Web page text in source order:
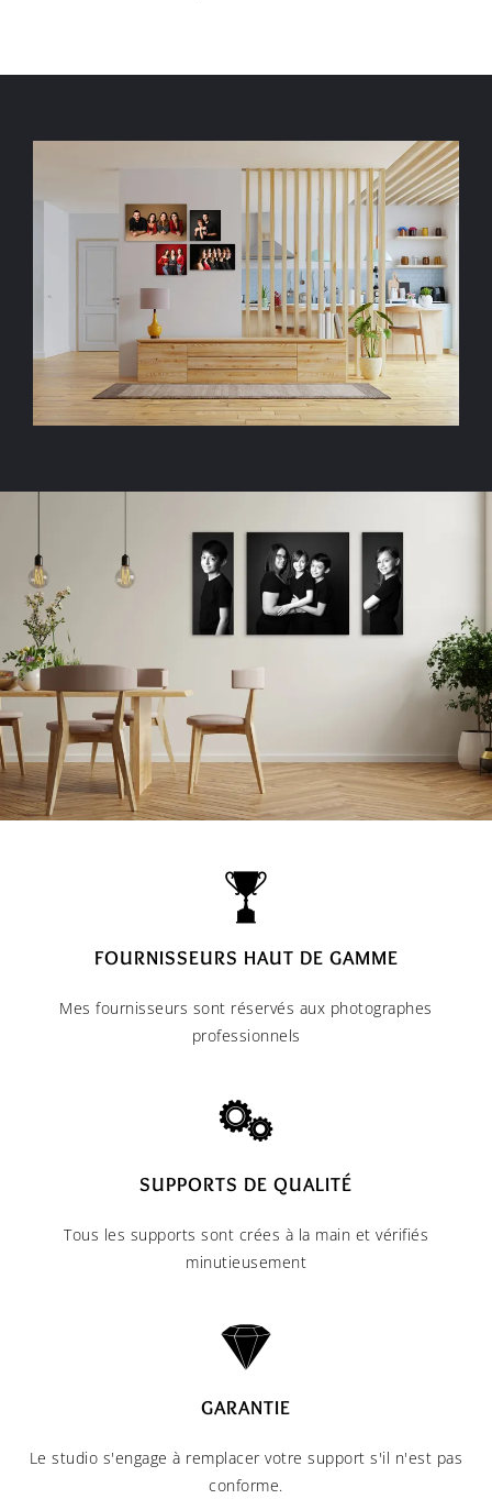
FOURNISSEURS HAUT DE GAMME
Mes fournisseurs sont réservés aux photographes
professionnels
SUPPORTS DE QUALITÉ
Tous les supports sont crées à la main et vérifiés
minutieusement
GARANTIE
Le studio s'engage à remplacer votre support s'il n'est pas
conforme.